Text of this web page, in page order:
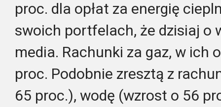
proc. dla opłat za energię
swoich portfelach, że dzisiaj o
media. Rachunki za gaz, w ich
proc. Podobnie zresztą z
65 proc.), wodę (wzrost o 56